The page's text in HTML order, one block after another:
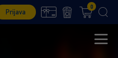
Prijava
0